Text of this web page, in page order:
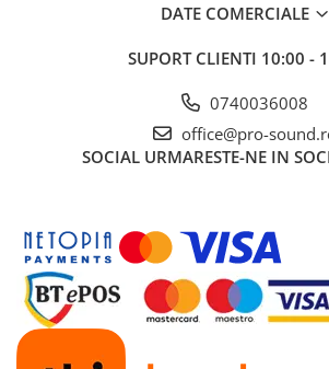
Accesorii Pick-up si Vinyl
Controllere MIDI - USB DAW
Genti pentru DJ
Platane DJ
Samplere si controllere
Stative si pupitre DJ
Cabluri si conectori
Cabluri adaptoare, cabluri Y
DATE COMERCIALE
SUPORT CLIENTI 10:00 -
0740036008
office@pro-
SOCIAL URMARESTE-NE IN